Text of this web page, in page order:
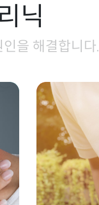
닉
을 해결합니다.